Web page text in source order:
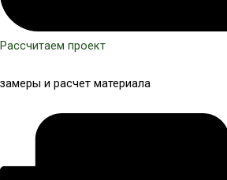
Рассчитаем проект
замеры и расчет материала